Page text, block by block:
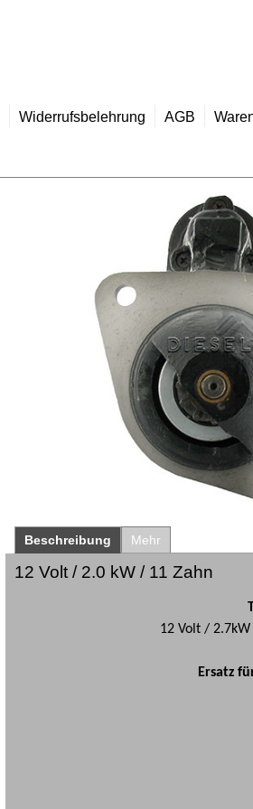
Widerrufsbelehrung AGB
Beschreibung Mehr
12 Volt / 2.0 kW / 11 Zahn
12 Volt /
Ersatz